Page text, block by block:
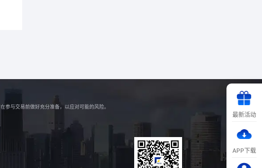
参与交易前做好充分准备，以应对可能的风险。
最新活动
APP下载